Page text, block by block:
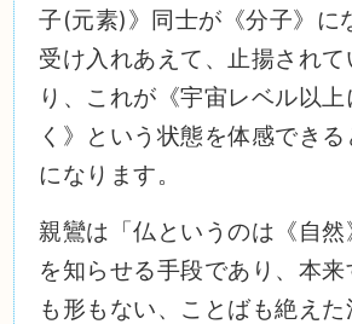
子(元素)》同士が《分子》に
受け入れあえて、止揚され
り、これが《宇宙レベル以
く》という状態を体感できる
になります。
親鸞は「仏というのは《自然
を知らせる手段であり、本
も形もない、ことばも絶えた